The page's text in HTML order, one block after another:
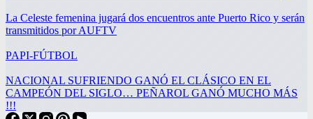
La Celeste femenina jugará dos encuentros ante Puerto Rico y serán
transmitidos por AUFTV
PAPI-FÚTBOL
NACIONAL SUFRIENDO GANÓ EL CLÁSICO EN EL
CAMPEÓN DEL SIGLO… PEÑAROL GANÓ MUCHO MÁS
!!!